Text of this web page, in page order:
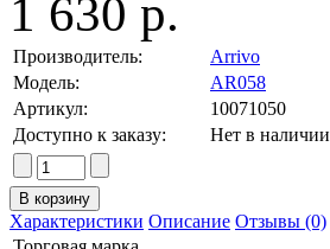
1 630 р.
Производитель:
Arrivo
Модель:
AR058
Артикул:
10071050
Доступно к заказу:
Нет в наличии
Характеристики Описание Отзывы (0)